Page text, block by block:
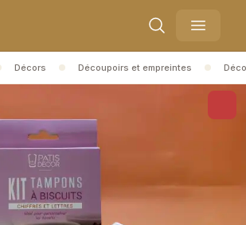
Ouvrir
Décors Découpoirs et empreintes